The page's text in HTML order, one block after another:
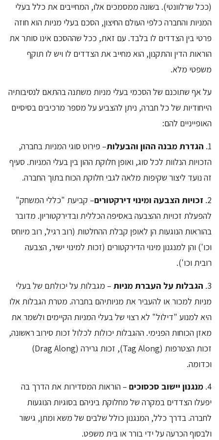
(ככל שרלוונטי). בשונה ממסמכים אלו, המחייבים את כלל בעלי
המניות והחברה כלפי העולם החיצון, הסכם בעלי מניות הוא חוזה
פרטי בין הצדדים לו בלבד. עם זאת, ככל שההסכם אינו סותר את
הוראות הדין והתקנון, הוא מחייב את הצדדים לו ויש לו תוקף
משפטי מלא.
על אף שתוכנם של הסכמי בעלי מניות משתנה בהתאם לנסיבותיה
הייחודיות של כל חברה, ניתן להצביע על מספר מרכיבים בסיסיים
האופייניים להם:
1. הגדרת מבנה ההון והבעלות– פירוט סוגי המניות בחברה,
הזכויות הנלוות לכל סוג, ואופן חלוקת ההון בין בעלי המניות. סעיף
זה נועד ליצור שקיפות מלאה לגבי חלוקת הכוח בתוך החברה.
2. זכויות הצבעה ומינוי דירקטורים– קביעת "כללי המשחק"
להפעלת זכויות ההצבעה באסיפה הכללית ובדירקטוריון. מדובר
בהוראות הנוגעות הן לאופן קבלת ההחלטות (רוב רגיל, רוב מיוחס
וכו') והן למנגנון מינוי הדירקטורים (זכות למינוי ישיר, הצבעה
רובית וכו').
3. הגבלות על העברת מניות – מגבלות על יכולתם של בעלי
מניות למכור או להעביר את מניותיהם בחברה. מטרת הגבלות אלו
היא למנוע "דילול" לא רצוי של בעלי המניות הקיימים ולשמר את
מאזן הכוחות הפנימי. ההגבלות יכולות לכלול זכות סירוב ראשונה,
זכות הצטרפות (Tag Along), זכות גרירה (Drag Along)
וכדומה.
4. מנגנון יישוב סכסוכים – הוראות המסדירות את הדרך בה
יפעלו הצדדים במקרה של מחלוקת ביניהם בסוגיות הנוגעות
לחברה. בדרך כלל, המנגנון כולל שלבים של משא ומתן, גישור
ולבסוף הכרעה על ידי בורר או בית משפט.